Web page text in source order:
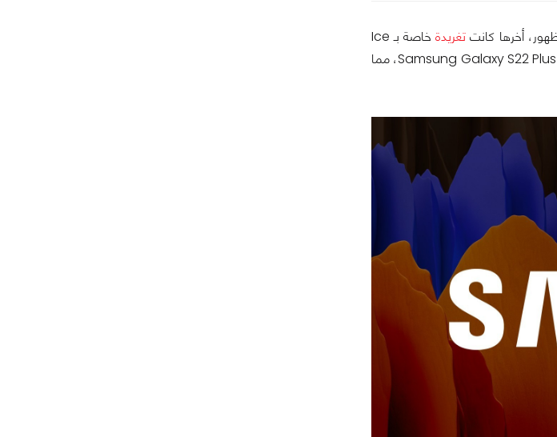
تغريدة
خاصة بـ Ice
Universe على تويتر لمشاركة بعض صور واقي الشاشة الزجاجي لكل من Samsung Galaxy S22 و Samsung Galaxy S22 Plus، مما